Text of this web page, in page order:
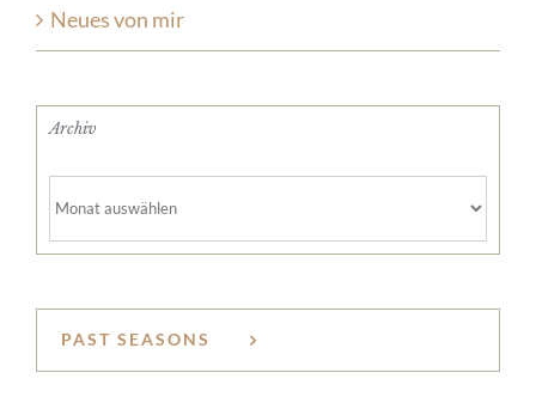
Neues von mir
Archiv
PAST SEASONS